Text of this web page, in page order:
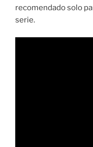
recomendado solo
serie.